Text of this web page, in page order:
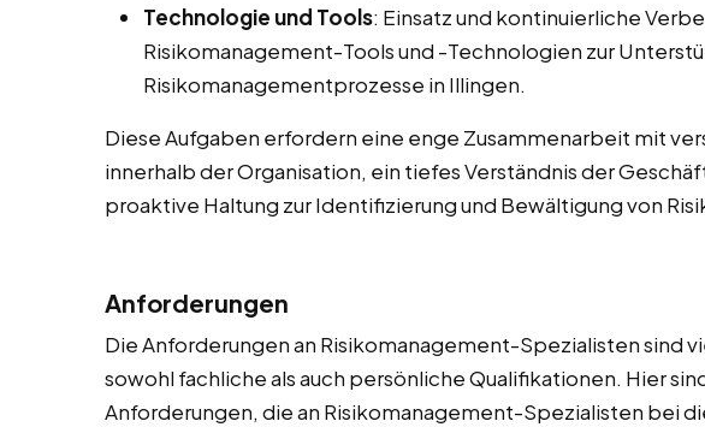
Technologie und Tools: Einsatz und kontinuierliche
Risikomanagement-Tools und -Technologien zur
Risikomanagementprozesse in Illingen.
Diese Aufgaben erfordern eine enge Zusammenarbeit mit
innerhalb der Organisation, ein tiefes Verständnis der
proaktive Haltung zur Identifizierung und Bewältigung von
Anforderungen
Die Anforderungen an Risikomanagement-Spezialisten sind
sowohl fachliche als auch persönliche Qualifikationen. Hier
Anforderungen, die an Risikomanagement-Spezialisten bei